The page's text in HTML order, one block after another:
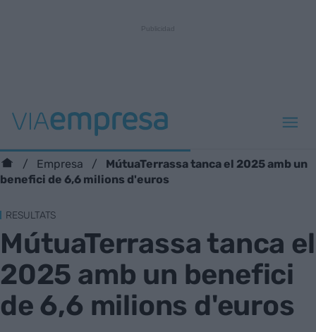
Empresa
MútuaTerrassa tanca el 2025 amb un
benefici de 6,6 milions d'euros
RESULTATS
MútuaTerrassa tanca el
2025 amb un benefici
de 6,6 milions d'euros